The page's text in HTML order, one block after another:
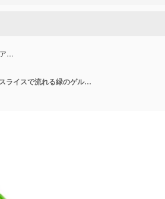
ア…
クリッピングパスで白い背景に分離されたアロエベラのスライスで流れる緑のゲル。高品質の写真